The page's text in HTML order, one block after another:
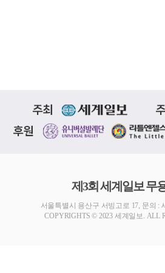
제3회 세계일보 무
서울특별시 용산구 서빙고로 17, 문의 :
COPYRIGHTS © 2023 세계일보. ALL